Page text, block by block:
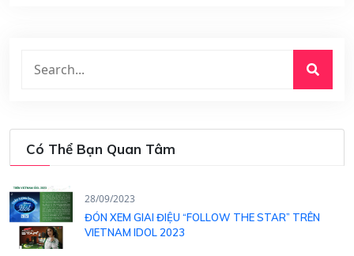
Có Thể Bạn Quan Tâm
28/09/2023
ĐÓN XEM GIAI ĐIỆU “FOLLOW THE STAR” TRÊN
VIETNAM IDOL 2023